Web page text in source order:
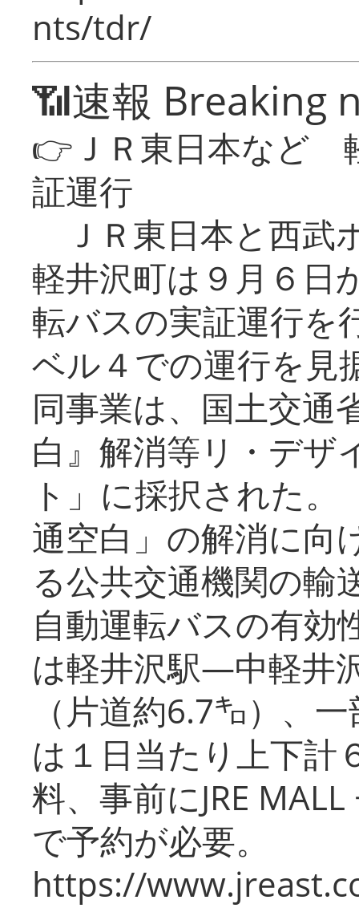
nts/tdr/
📶速報 Breaking
👉ＪＲ東日本など
証運行
ＪＲ東日本と西武
軽井沢町は９月６日
転バスの実証運行を
ベル４での運行を見
同事業は、国土交通
白』解消等リ・デザ
ト」に採択された
通空白」の解消に向
る公共交通機関の輸
自動運転バスの有効
は軽井沢駅―中軽井
（片道約6.7㌔）、
は１日当たり上下計
料、事前にJRE
で予約が必要。
https://